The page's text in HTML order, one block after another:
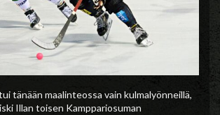
tänään maalinteossa vain kulmalyönneillä,
Illan toisen Kamppariosuman